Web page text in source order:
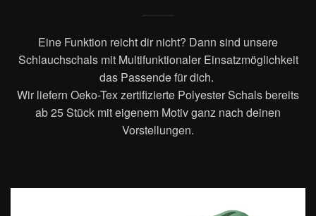
Eine Funktion reicht dir nicht? Dann sind unsere
Schlauchschals mit Multifunktionaler Einsatzmöglichkeit
das Passende für dich.
Wir liefern Oeko-Tex zertifizierte Polyester Schals bereits
ab 25 Stück mit eigenem Motiv ganz nach deinen
Vorstellungen.